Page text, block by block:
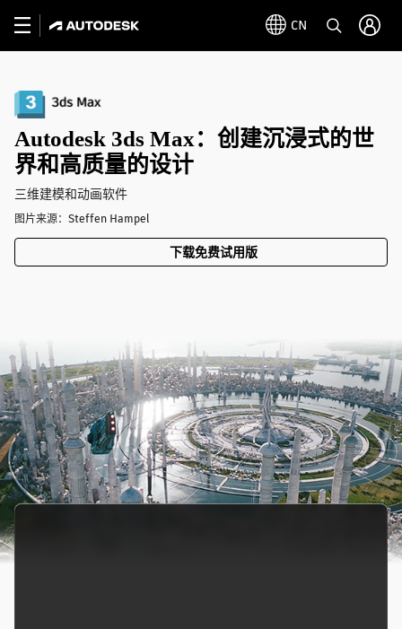
CN
Autodesk 3ds Max：创建沉浸式的世
界和高质量的设计
三维建模和动画软件
图片来源：Steffen Hampel
下载免费试用版